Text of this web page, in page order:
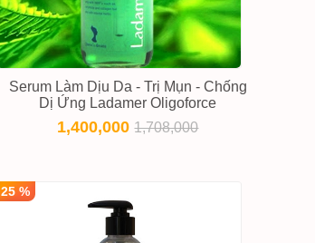
Serum Làm Dịu Da - Trị Mụn - Chống
Dị Ứng Ladamer Oligoforce
1,400,0001,708,000
25 %